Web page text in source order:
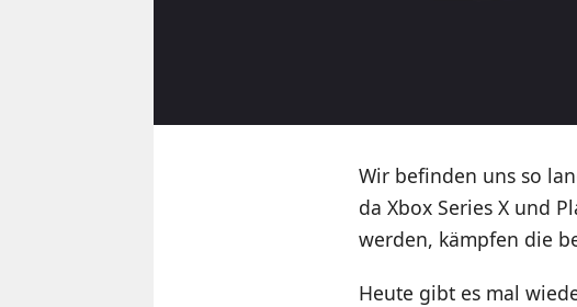
Wir befinden uns so
da Xbox Series X und
werden, kämpfen die
Heute gibt es mal